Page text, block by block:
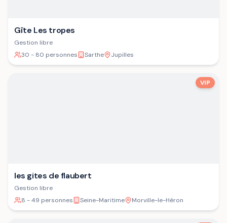
Gîte Les tropes
Gestion libre
30 - 80 personnes
Sarthe Jupilles
VIP
les gites de flaubert
Gestion libre
8 - 49 personnes
Seine-Maritime Morville-le-Héron